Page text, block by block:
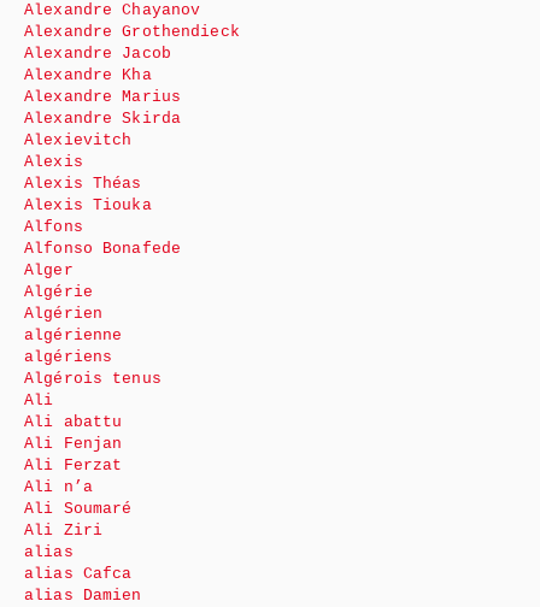
Alexandre Chayanov
Alexandre Grothendieck
Alexandre Jacob
Alexandre Kha
Alexandre Marius
Alexandre Skirda
Alexievitch
Alexis
Alexis Théas
Alexis Tiouka
Alfons
Alfonso Bonafede
Alger
Algérie
Algérien
algérienne
algériens
Algérois tenus
Ali
Ali abattu
Ali Fenjan
Ali Ferzat
Ali n’a
Ali Soumaré
Ali Ziri
alias
alias Cafca
alias Damien